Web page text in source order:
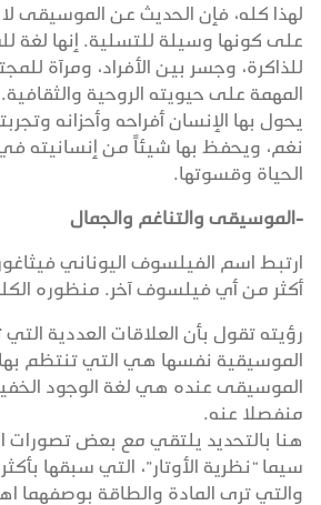
لهذا كله، فإن الحديث عن الموسيقى
على كونها وسيلة للتسلية. إنها لغة
للذاكرة، وجسر بين الأفراد، ومرآة
المهمة على حيويته الروحية
يحول بها الإنسان أفراحه وأحزانه
نغم، ويحفظ بها شيئاً من إنسانيته
الحياة وقسوتها.
-الموسيقى والتناغم والجمال
ارتبط اسم الفيلسوف اليوناني
أكثر من أي فيلسوف آخر. منظوره
رؤيته تقول بأن العلاقات العددية التي
الموسيقية نفسها هي التي تنتظم
الموسيقى عنده هي لغة الوجود
منفصلا عنه.
هنا بالتحديد يلتقي مع بعض تصورات
سيما “نظرية الأوتار”، التي سبقها
والتي ترى المادة والطاقة بوصفهما